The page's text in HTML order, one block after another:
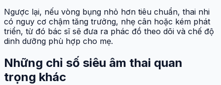
Ngược lại, nếu vòng bụng nhỏ hơn tiêu chuẩn, thai nhi
có nguy cơ chậm tăng trưởng, nhẹ cân hoặc kém phát
triển, từ đó bác sĩ sẽ đưa ra phác đồ theo dõi và chế độ
dinh dưỡng phù hợp cho mẹ.
Những chỉ số siêu âm thai quan
trọng khác